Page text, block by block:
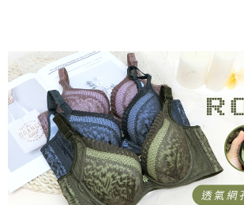
３．未成年的使用者請事先徵得法定代理人或監護人
「AFTEE先享後付」，若未經同意申辦者引起之損失
任。
４．使用「AFTEE先享後付」時，將依據個別帳號之
時審查核予不同之上限額度；若仍有額度不足之情形
請求用戶進行身份認證。
５．嚴禁一人註冊多個帳號或使用他人資訊註冊。若
恩沛科技股份有限公司將有權停止該用戶之使用額度
每筆NT$80，滿NT$799(含以上)免運費
付款後7-11取貨
每筆NT$80，滿NT$799(含以上)免運費
7-11取貨(快速到店)
每筆NT$90
宅配/離島不配送